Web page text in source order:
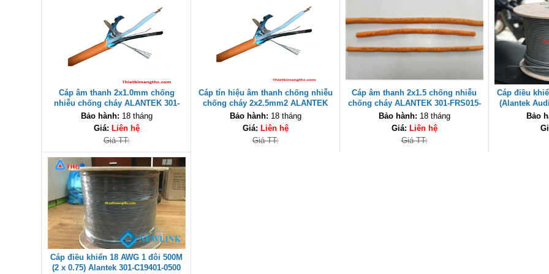
Cáp âm thanh 2x1.0mm chống
nhiễu chống cháy ALANTEK 301-
FRS010-E01P-3SG5 cao cấp
Bảo hành: 18 tháng
Giá: Liên hệ
Giá TT:
Cáp tín hiệu âm thanh chống nhiễu
chống cháy 2x2.5mm2 ALANTEK
(301-FRS025-E01P-3SG5) cuộn 500m
Bảo hành: 18 tháng
Giá: Liên hệ
Giá TT:
Cáp âm thanh 2x1.5 chống nhiễu
chống cháy ALANTEK 301-FRS015-
E01P-3SG5 cao cấp
Bảo hành: 18 tháng
Giá: Liên hệ
Giá TT:
Cáp điều
(Alantek
Pair)
Bảo
Cáp điều khiển 18 AWG 1 đôi 500M
(2 x 0.75) Alantek 301-C19401-0500